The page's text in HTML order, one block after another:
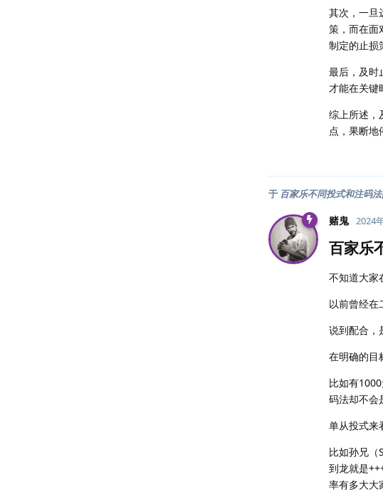
其次，一旦
策，而在面
制定的止损
最后，及时
才能在关键
综上所述，
点，果断地
于 百家乐不同投式和注码
赌鬼 2024
百家乐
不知道大家
以前曾经在
说到配合，
在明确的目
比如有
码法却不会
单从投式来
比如孙兄（
到龙就是
率有多大大